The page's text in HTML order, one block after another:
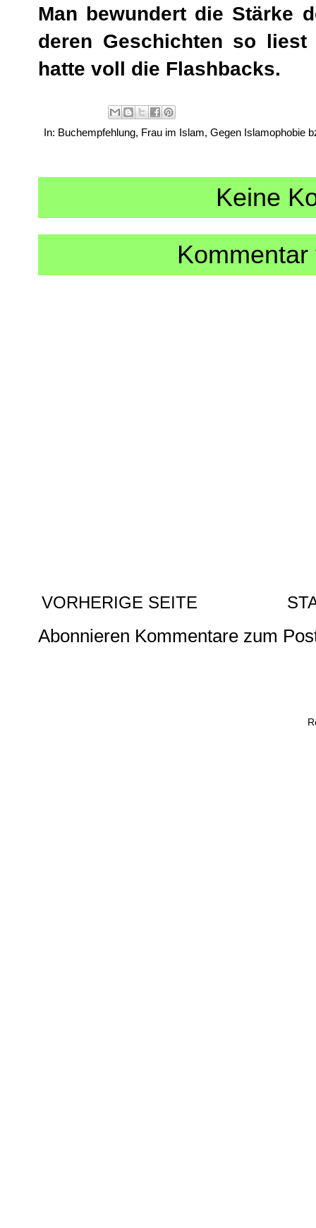
Man bewundert die Stärke
deren Geschichten so
hatte voll die Flashbacks.
In: Buchempfehlung, Frau im Islam, Gegen Islamophobie
Keine
VORHERIGE SEITE
Abonnieren Kommentare zum